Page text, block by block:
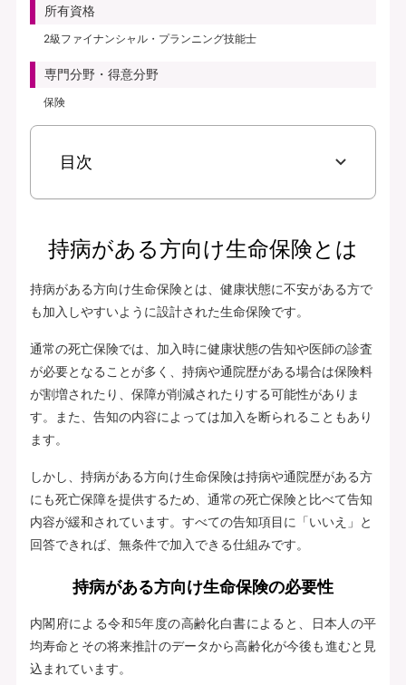
所有資格
2級ファイナンシャル・プランニング技能士
専門分野・得意分野
保険
目次
持病がある方向け生命保険とは
持病がある方向け生命保険とは、健康状態に不安がある方で
も加入しやすいように設計された生命保険です。
通常の死亡保険では、加入時に健康状態の告知や医師の診査
が必要となることが多く、持病や通院歴がある場合は保険料
が割増されたり、保障が削減されたりする可能性がありま
す。また、告知の内容によっては加入を断られることもあり
ます。
しかし、持病がある方向け生命保険は持病や通院歴がある方
にも死亡保障を提供するため、通常の死亡保険と比べて告知
内容が緩和されています。すべての告知項目に「いいえ」と
回答できれば、無条件で加入できる仕組みです。
持病がある方向け生命保険の必要性
内閣府による令和5年度の高齢化白書によると、日本人の平
均寿命とその将来推計のデータから高齢化が今後も進むと見
込まれています。